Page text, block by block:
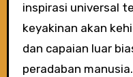
inspirasi universal
keyakinan akan
dan capaian luar
peradaban manusia.